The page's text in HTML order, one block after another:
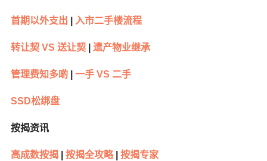
首期以外支出 入市二手楼流程
转让契 VS 送让契| 遗产物业继承
管理费知多啲| 一手 VS 二手
SSD松绑盘
按揭资讯
高成数按揭| 按揭全攻略| 按揭专家